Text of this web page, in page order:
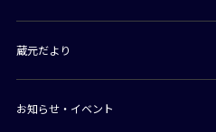
蔵元だより
お知らせ・イベント